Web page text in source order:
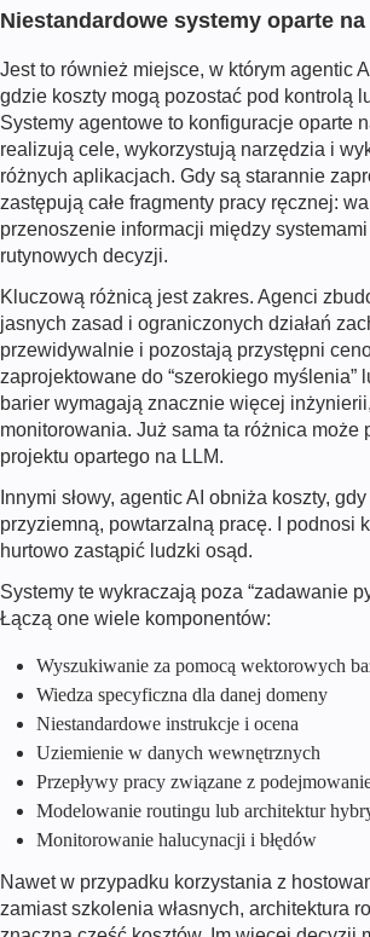
Niestandardowe systemy oparte na
Jest to również miejsce, w którym agentic
gdzie koszty mogą pozostać pod kontrolą
Systemy agentowe to konfiguracje oparte
realizują cele, wykorzystują narzędzia i
różnych aplikacjach. Gdy są starannie
zastępują całe fragmenty pracy ręcznej:
przenoszenie informacji między systemami
rutynowych decyzji.
Kluczową różnicą jest zakres. Agenci
jasnych zasad i ograniczonych działań
przewidywalnie i pozostają przystępni
zaprojektowane do “szerokiego myślenia”
barier wymagają znacznie więcej
monitorowania. Już sama ta różnica może
projektu opartego na LLM.
Innymi słowy, agentic AI obniża koszty,
przyziemną, powtarzalną pracę. I podnosi
hurtowo zastąpić ludzki osąd.
Systemy te wykraczają poza “zadawanie
Łączą one wiele komponentów:
Wyszukiwanie za pomocą wektorowych
Wiedza specyficzna dla danej domeny
Niestandardowe instrukcje i ocena
Uziemienie w danych wewnętrznych
Przepływy pracy związane z
Modelowanie routingu lub architektur
Monitorowanie halucynacji i błędów
Nawet w przypadku korzystania z
zamiast szkolenia własnych, architektura